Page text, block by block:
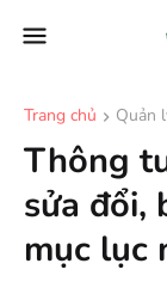
Trang chủ Quản
Thông
sửa đổi,
mục lục